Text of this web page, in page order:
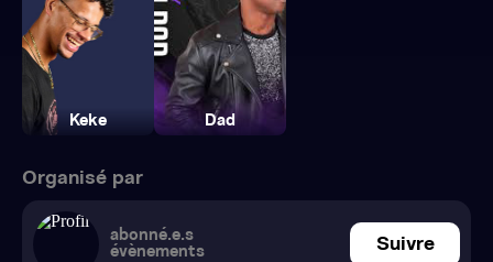
Keke Dad
Organisé par
abonné.e.s
évènements
Suivre